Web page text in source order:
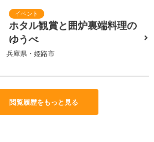
ホタル観賞と囲炉裏端料理の
ゆうべ
兵庫県・姫路市
閲覧履歴をもっと見る